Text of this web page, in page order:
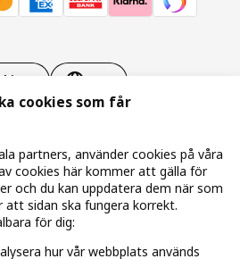
Cookiepolicy
Köp- & leveransvillkor Bolagsinformation
cookies som får
partners, använder cookies på våra
cookies här kommer att gälla för
och du kan uppdatera dem när som
att sidan ska fungera korrekt.
för dig:
hur vår webbplats används